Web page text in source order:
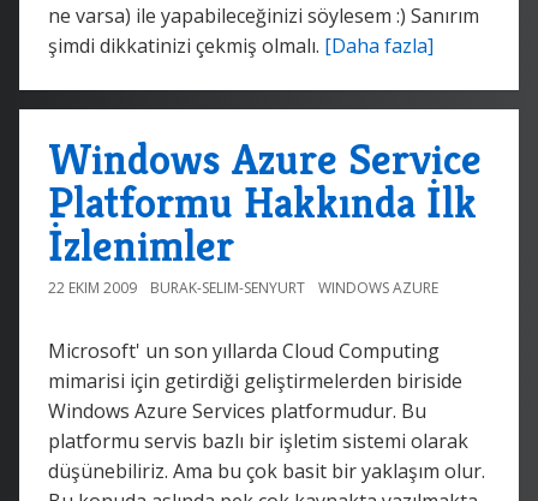
ne varsa) ile yapabileceğinizi söylesem :) Sanırım
şimdi dikkatinizi çekmiş olmalı. [Daha fazla]
Windows Azure Service
Platformu Hakkında İlk
İzlenimler
22 EKIM 2009 BURAK-SELIM-SENYURT WINDOWS AZURE
Microsoft' un son yıllarda Cloud Computing
mimarisi için getirdiği geliştirmelerden biriside
Windows Azure Services platformudur. Bu
platformu servis bazlı bir işletim sistemi olarak
düşünebiliriz. Ama bu çok basit bir yaklaşım olur.